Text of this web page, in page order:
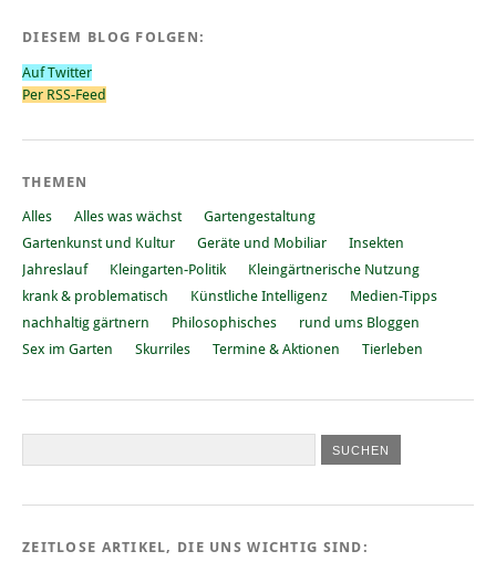
DIESEM BLOG FOLGEN:
Auf Twitter
Per RSS-Feed
THEMEN
Alles Alles was wächst
Gartengestaltung
Gartenkunst und Kultur
Geräte und Mobiliar
Insekten
Jahreslauf
Kleingarten-Politik
Kleingärtnerische Nutzung
krank & problematisch
Künstliche Intelligenz
Medien-Tipps
nachhaltig gärtnern
Philosophisches
rund ums Bloggen
Sex im Garten
Skurriles Termine & Aktionen Tierleben
ZEITLOSE ARTIKEL, DIE UNS WICHTIG SIND: